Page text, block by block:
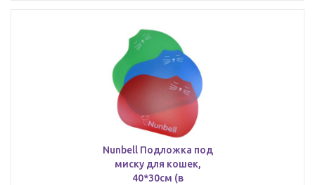
Nunbell Подложка под
миску для кошек,
40*30см (в